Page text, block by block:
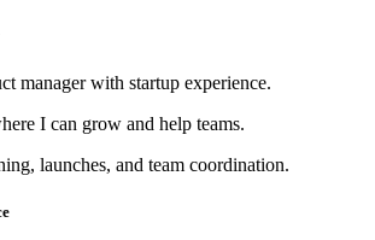
manager with startup experience.
I can grow and help teams.
launches, and team coordination.